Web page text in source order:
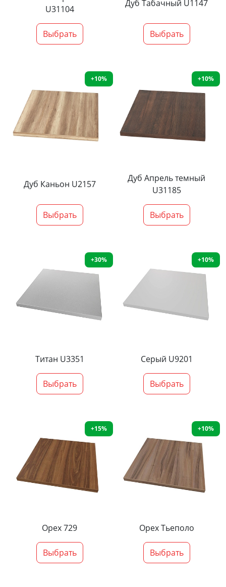
U31104
Выбрать
Дуб Табачный U1147
Выбрать
+10%
Дуб Каньон U2157
Выбрать
+10%
Дуб Апрель темный
U31185
Выбрать
+30%
Титан U3351
Выбрать
+10%
Серый U9201
Выбрать
+15%
Орех 729
Выбрать
+10%
Орех Тьеполо
Выбрать